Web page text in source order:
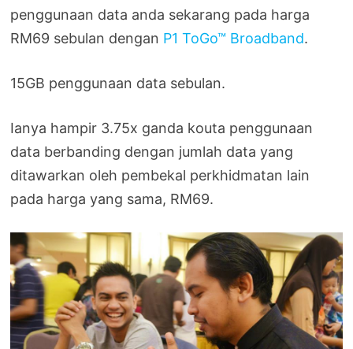
penggunaan data anda sekarang pada harga
RM69 sebulan dengan P1 ToGo™ Broadband.
15GB penggunaan data sebulan.
Ianya hampir 3.75x ganda kouta penggunaan
data berbanding dengan jumlah data yang
ditawarkan oleh pembekal perkhidmatan lain
pada harga yang sama, RM69.